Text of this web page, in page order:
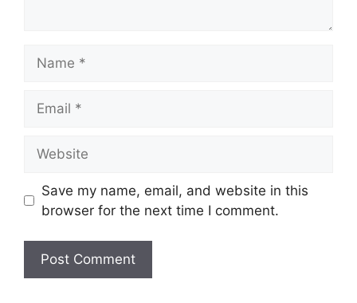
Save my name, email, and website in this
browser for the next time I comment.